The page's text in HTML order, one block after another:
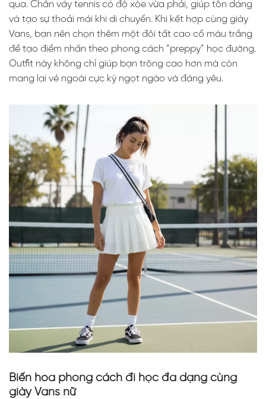
qua. Chân váy tennis có độ xòe vừa phải, giúp tôn dáng
và tạo sự thoải mái khi di chuyển. Khi kết hợp cùng giày
Vans, bạn nên chọn thêm một đôi tất cao cổ màu trắng
để tạo điểm nhấn theo phong cách “preppy” học đường.
Outfit này không chỉ giúp bạn trông cao hơn mà còn
mang lại vẻ ngoài cực kỳ ngọt ngào và đáng yêu.
Biến hóa phong cách đi học đa dạng cùng
giày Vans nữ